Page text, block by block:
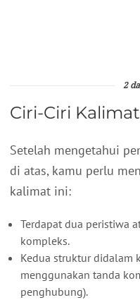
2
Ciri-Ciri
Setelah mengetahui
di atas, kamu perlu
kalimat ini:
Terdapat dua peristiwa
kompleks.
Kedua struktur didalam
menggunakan tanda
penghubung).